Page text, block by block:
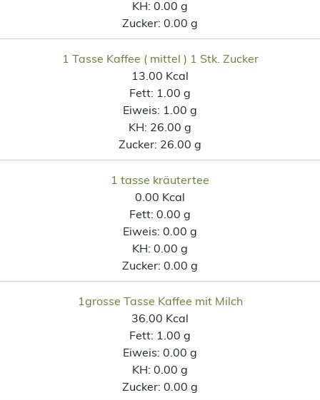
KH: 0.00 g
Zucker: 0.00 g
1 Tasse Kaffee ( mittel ) 1 Stk. Zucker
13.00 Kcal
Fett: 1.00 g
Eiweis: 1.00 g
KH: 26.00 g
Zucker: 26.00 g
1 tasse kräutertee
0.00 Kcal
Fett: 0.00 g
Eiweis: 0.00 g
KH: 0.00 g
Zucker: 0.00 g
1grosse Tasse Kaffee mit Milch
36.00 Kcal
Fett: 1.00 g
Eiweis: 0.00 g
KH: 0.00 g
Zucker: 0.00 g